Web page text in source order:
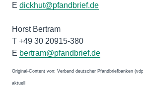
E dickhut@pfandbrief.de
Horst Bertram
T +49 30 20915-380
E bertram@pfandbrief.de
Original-Content von: Verband deutscher Pfandbriefbanken
aktuell